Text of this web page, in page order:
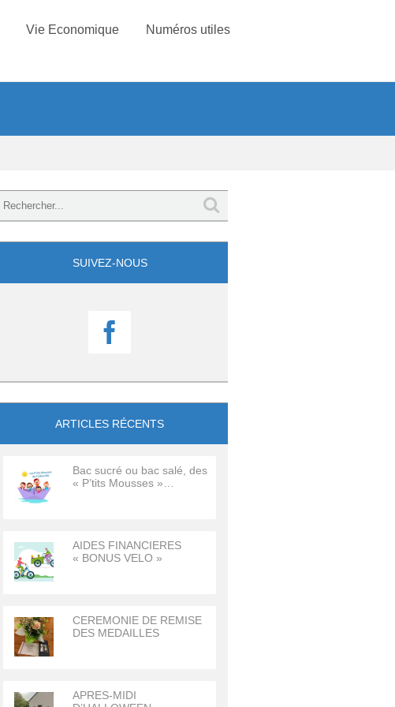
Vie Economique Numéros utiles
SUIVEZ-NOUS

ARTICLES RÉCENTS
Bac sucré ou bac salé, des
« P’tits Mousses »…
AIDES FINANCIERES
« BONUS VELO »
CEREMONIE DE REMISE
DES MEDAILLES
APRES-MIDI